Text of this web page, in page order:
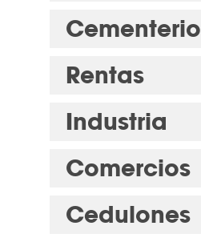
Cementerio
Rentas
Industria
Comercios
Cedulones